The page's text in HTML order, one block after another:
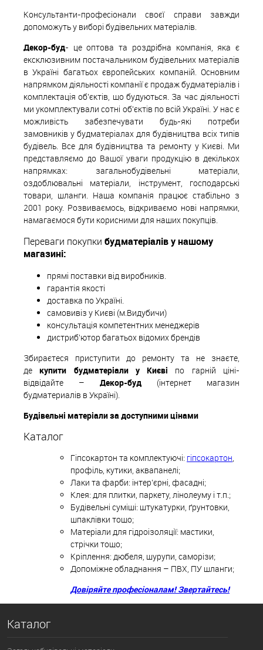
Консультанти-професіонали своєї справи завжди
допоможуть у виборі будівельних матеріалів.
Декор-буд- це оптова та роздрібна компанія, яка є
ексклюзивним постачальником будівельних матеріалів
в Україні багатьох європейських компаній. Основним
напрямком діяльності компанії є продаж будматеріалів і
комплектація об'єктів, що будуються. За час діяльності
ми укомплектували сотні об'єктів по всій Україні. У нас є
можливість забезпечувати будь-які потреби
замовників у будматеріалах для будівництва всіх типів
будівель. Все для будівництва та ремонту у Києві. Ми
представляємо до Вашої уваги продукцію в декількох
напрямках: загальнобудівельні матеріали,
оздоблювальні матеріали, інструмент, господарські
товари, шланги. Наша компанія працює стабільно з
2001 року. Розвиваємось, відкриваємо нові напрямки,
намагаємося бути корисними для наших покупців.
Переваги покупки будматеріалів у нашому
магазині:
прямі поставки від виробників.
гарантія якості
доставка по Україні.
самовивіз у Києві (м.Видубичи)
консультація компетентних менеджерів
дистриб'ютор багатьох відомих брендів
Збираєтеся приступити до ремонту та не знаєте,
де
купити будматеріали у Києві по гарній ціні-
відвідайте – Декор-буд (інтернет магазин
будматериалів в Україні).
Будівельні матеріали за доступними цінами
Каталог
Гіпсокартон та комплектуючі: гіпсокартон
профіль, кутики, аквапанелі;
Лаки та фарби: інтер'єрні, фасадні;
Клея: для плитки, паркету, лінолеуму і т.п.;
Будівельні суміші: штукатурки, ґрунтовки,
шпаклівки тощо;
Матеріали для гідроізоляції: мастики,
стрічки тощо;
Кріплення: дюбеля, шурупи, саморізи;
Допоміжне обладнання – ПВХ, ПУ шланги;
Довіряйте професіоналам! Звертайтесь!
Каталог